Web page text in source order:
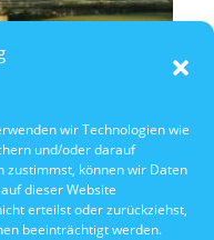
wir Technologien wie
und/oder darauf
zustimmst, können wir Daten
dieser Website
erteilst oder zurückziehst,
beeinträchtigt werden.